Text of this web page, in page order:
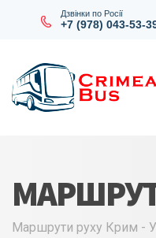
Дзвінки по Росії
+7 (978) 043-53-
Маршрути руху Крим -